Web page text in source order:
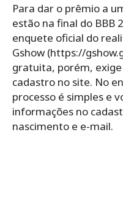
Para dar o prêmio a
estão na final do BBB
enquete oficial do
Gshow (https://
gratuita, porém,
cadastro no site. No
processo é simples e
informações no
nascimento e e-mail.